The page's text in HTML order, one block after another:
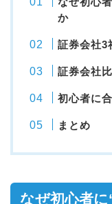
か
証券会社3
証券会社
初心者に
まとめ
なぜ初心者